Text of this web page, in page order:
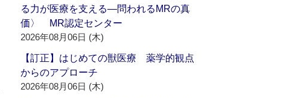
る力が医療を支える―問われるMRの真
価〉 MR認定センター
2026年08月06日 (木)
【訂正】はじめての獣医療 薬学的観点
からのアプローチ
2026年08月06日 (木)